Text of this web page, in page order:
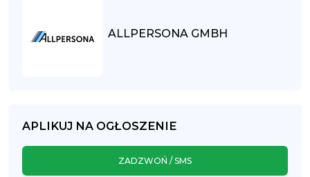
ALLPERSONA GMBH
APLIKUJ NA OGŁOSZENIE
ZADZWOŃ / SMS